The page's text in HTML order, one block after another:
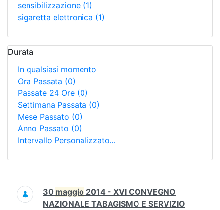
sensibilizzazione (1)
sigaretta elettronica (1)
Durata
In qualsiasi momento
Ora Passata (0)
Passate 24 Ore (0)
Settimana Passata (0)
Mese Passato (0)
Anno Passato (0)
Intervallo Personalizzato…
Ricerca
30 maggio 2014 - XVI CONVEGNO
NAZIONALE TABAGISMO E SERVIZIO